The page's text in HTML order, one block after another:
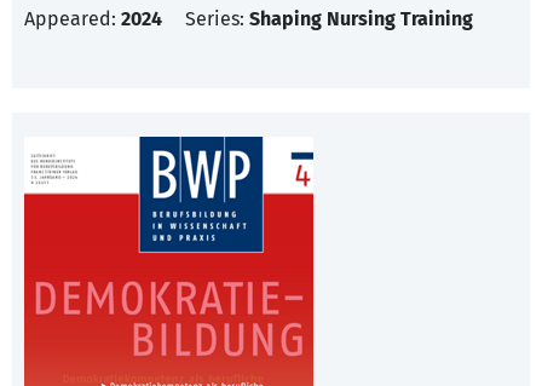
Appeared: 2024 Series: Shaping Nursing Training